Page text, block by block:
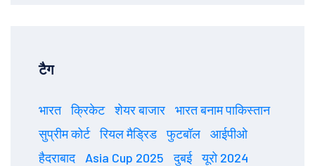
टैग
भारत क्रिकेट शेयर बाजार
भारत बनाम पाकिस्तान
सुप्रीम कोर्ट
रियल मैड्रिड फुटबॉल
आईपीओ
हैदराबाद
Asia Cup 2025 दुबई
यूरो 2024